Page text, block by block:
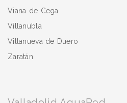
Viana de Cega
Villanubla
Villanueva de Duero
Zaratán